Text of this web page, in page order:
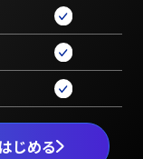
じめる